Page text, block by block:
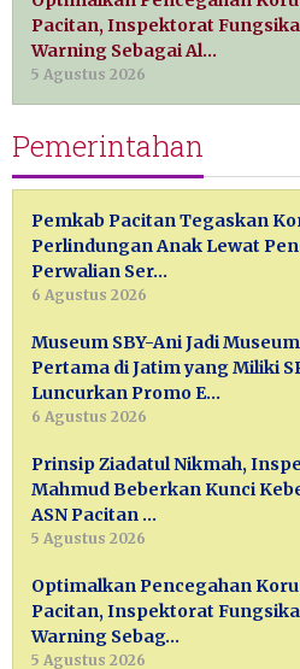
Pacitan, Inspektorat
Warning Sebagai Al…
5 Agustus 2026
Pemerintahan
Pemkab Pacitan Tegaskan
Perlindungan Anak Lewat
Perwalian Ser…
6 Agustus 2026
Museum SBY-Ani Jadi Museum
Pertama di Jatim yang Miliki
Luncurkan Promo E…
6 Agustus 2026
Prinsip Ziadatul Nikmah,
Mahmud Beberkan Kunci
ASN Pacitan …
5 Agustus 2026
Optimalkan Pencegahan
Pacitan, Inspektorat
Warning Sebag…
5 Agustus 2026